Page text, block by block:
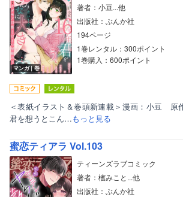
マンガ｜巻
著者：小豆...他
出版社：ぶんか社
194ページ
1巻レンタル：300ポイント
1巻購入：600ポイント
＜表紙イラスト＆巻頭新連載＞漫画：小豆 原
君を想うとこん…もっと見る
蜜恋ティアラ Vol.103
ティーンズラブコミック
著者：櫁みこと...他
出版社：ぶんか社